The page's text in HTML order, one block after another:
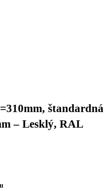
štandardná
– Lesklý, RAL